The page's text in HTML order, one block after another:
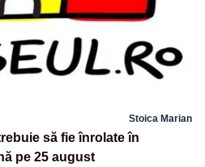
Stoica Marian
să fie înrolate în
pe 25 august